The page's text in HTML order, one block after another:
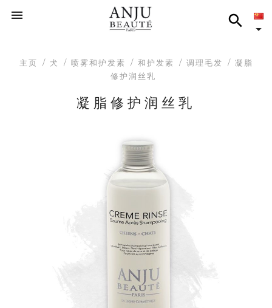



主页 犬 喷雾和护发素 和护发素 调理毛发
凝脂
修护润丝乳
凝脂修护润丝乳